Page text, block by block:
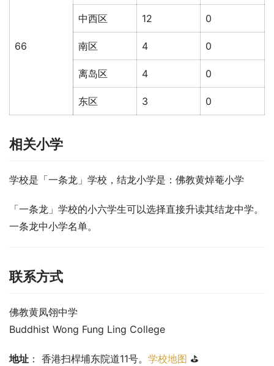
66
中西区 12 0
南区 4 0
离岛区 4 0
东区 3 0
相关小学
学校是「一条龙」学校，结龙小学是：佛教黄焯菴小学
「一条龙」学校的小六学生可以选择直接升读其结龙中学。
一条龙中小学名单。
联系方式
佛教黄凤翎中学
Buddhist Wong Fung Ling College
地址 ： 香港扫桿埔东院道11号。 学校地图 ⛳